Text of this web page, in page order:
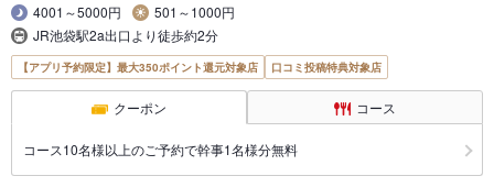
4001～5000円
501～1000円
JR池袋駅2a出口より徒歩約2分
【アプリ予約限定】最大350ポイント還元対象店 口コミ投稿特典対象店
クーポン コース
コース10名様以上のご予約で幹事1名様分無料